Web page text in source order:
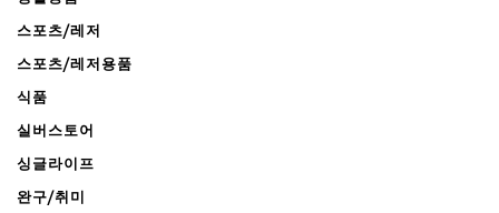
스포츠/레저
스포츠/레저용품
식품
실버스토어
싱글라이프
완구/취미